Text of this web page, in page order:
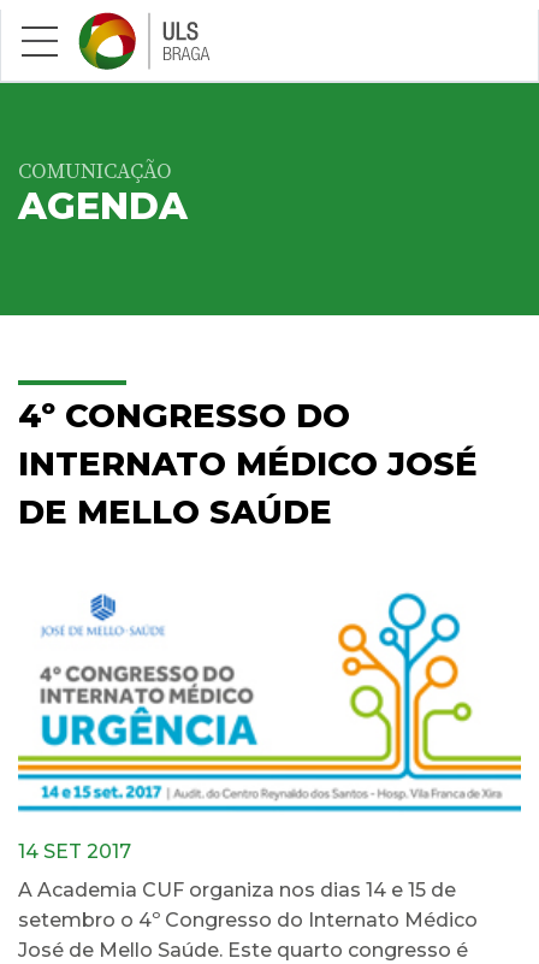
Saltar para conteúdo principal
COMUNICAÇÃO
AGENDA
4º CONGRESSO DO
INTERNATO MÉDICO JOSÉ
DE MELLO SAÚDE
14 SET 2017
A Academia CUF organiza nos dias 14 e 15 de
setembro o 4º Congresso do Internato Médico
José de Mello Saúde. Este quarto congresso é